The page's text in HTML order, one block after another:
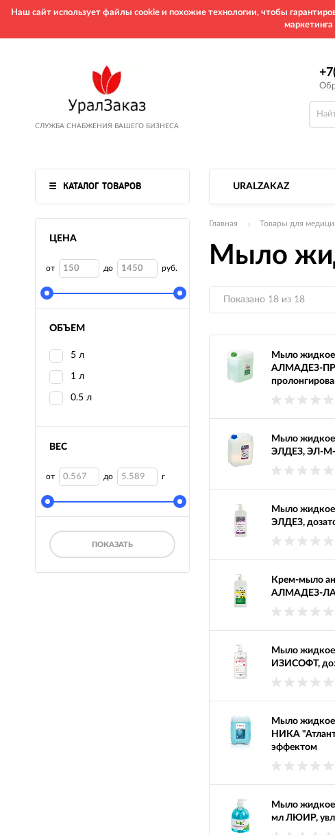
Наш сайт использует файлы cookie и похожие технологии, чтобы
СЛУЖБА СНАБЖЕНИЯ ВАШЕГО БИЗНЕСА
КАТАЛОГ ТОВАРОВ
ЦЕНА
от до руб.
ОБЪЕМ
5 л
1 л
0.5 л
ВЕС
от до г
ПОКАЗАТЬ
URALZAKAZ
Главная Товары для
Мыло
Показано 18 из 18
Мыло
АЛМАДЕЗ-
Мыло жидкое
ЭЛДЕЗ, ЭЛ-
Мыло жидкое
ЭЛДЕЗ,
Крем-мыло
АЛМАДЕЗ-
Мыло
ИЗИСОФТ,
Мыло жидкое
НИКА
эффектом
Мыло жидкое
мл ЛЮИР,